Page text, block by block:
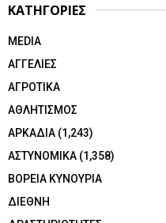
ΚΑΤΗΓΟΡΙΕΣ
MEDIA
ΑΓΓΕΛΙΕΣ
ΑΓΡΟΤΙΚΑ
ΑΘΛΗΤΙΣΜΟΣ
ΑΡΚΑΔΙΑ (1,243)
ΑΣΤΥΝΟΜΙΚΑ (1,358)
ΒΟΡΕΙΑ ΚΥΝΟΥΡΙΑ
ΔΙΕΘΝΗ